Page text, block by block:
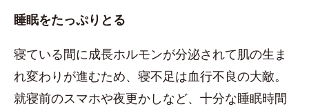
睡眠をたっぷりとる
寝ている間に成長ホルモンが分泌されて肌の生ま
れ変わりが進むため、寝不足は血行不良の大敵。
就寝前のスマホや夜更かしなど、十分な睡眠時間